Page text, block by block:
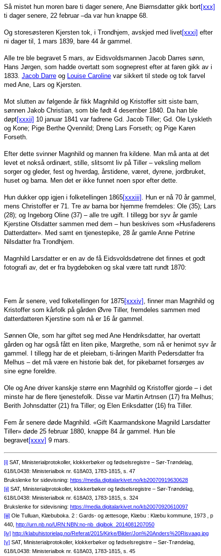
Så mistet hun moren bare ti dager senere, Ane Biørnsdatter gikk bort[xxx]
ti dager senere, 22 februar –da var hun knappe 68.
Og storesøsteren Kjersten tok, i Trondhjem, avskjed med livet[xxxi] efter
ni dager til, 1 mars 1839, bare 44 år gammel.
Alle tre ble begravet 5 mars, av Eidsvoldsmannen Jacob Darres sønn,
Hans Jørgen, som hadde overtatt som sogneprest efter at faren gikk av i
1833. Jacob Darre og Louise Caroline var sikkert til stede og tok farvel
med Ane, Lars og Kjersten.
Mot slutten av følgende år fikk Magnhild og Kristoffer sitt siste barn,
sønnen Jakob Christian, som ble født 4 desember 1840. Da han ble
døpt[xxxii] 10 januar 1841 var fadrene Gd. Jacob Tiller; Gd. Ole Lyskleth
og Kone; Pige Berthe Qvennild; Dreng Lars Forseth; og Pige Karen
Forseth.
Efter dette svinner Magnhild og mannen fra kildene. Man må anta at det
levet et nokså ordinært, stille, slitsomt liv på Tiller – veksling mellom
sorger og gleder, fest og hverdag, årstidene, været, dyrene, jordbruket,
huset og barna. Men det er ikke funnet noen spor efter dette.
Hun dukker opp igjen i folketellingen 1865[xxxiii] . Hun er nå 70 år gammel,
mens Christoffer er 71. Tre av barna bor hjemme fremdeles: Ole (35); Lars
(28); og Ingeborg Oline (37) – alle tre ugift. I tillegg bor syv år gamle
Kjerstine Olsdatter sammen med dem – hun beskrives som «Husfaderens
Datterdatter». Med samt en tjenestepike, 28 år gamle Anne Petrine
Nilsdatter fra Trondhjem.
Magnhild Larsdatter er en av de få Eidsvoldsdøtrene det finnes et godt
fotografi av, det er fra bygdeboken og skal være tatt rundt 1870:
Fem år senere, ved folketellingen for 1875[xxxiv] , finner man Magnhild og
Kristoffer som kårfolk på gården Øvre Tiller, fremdeles sammen med
datterdatteren Kjerstine som nå er 16 år gammel.
Sønnen Ole, som har giftet seg med Ane Hendriksdatter, har overtatt
gården og har også fått en liten pike, Margrethe, som nå er henimot syv år
gammel. I tillegg har de et pleiebarn, ti-åringen Marith Pedersdatter fra
Melhus – det må være en historie bak det, for pikebarnet forsørges av
sine egne foreldre.
Ole og Ane driver kanskje større enn Magnhild og Kristoffer gjorde – i det
minste har de flere tjenestefolk. Disse var Martin Artnsen (17) fra Melhus;
Berith Johnsdatter (21) fra Tiller; og Elen Eriksdatter (16) fra Tiller.
Fem år senere døde Magnhild. «Gift Kaarmandskone Magnild Larsdatter
Tiller» døde 25 februar 1880, knappe 84 år gammel. Hun ble
begravet[xxxv] 9 mars.
[i] SAT, Ministerialprotokoller, klokkerbøker og fødselsregistre – Sør-Trøndelag,
618/L0438: Ministerialbok nr. 618A03, 1783-1815, s. 47
Brukslenke for sidevisning: https://media.digitalarkivet.no/kb20070919630628
[ii] SAT, Ministerialprotokoller, klokkerbøker og fødselsregistre – Sør-Trøndelag,
618/L0438: Ministerialbok nr. 618A03, 1783-1815, s. 324
Brukslenke for sidevisning: https://media.digitalarkivet.no/kb20070920610097
[iii] Ole Tulluan, Klæbuboka. 2 : Gards- og ættesoge, Klæbu : Klæbu kommune, 1973 , p
440, http://urn.nb.no/URN:NBN:no-nb_digibok_2014081207050
[iv] http://klabuhistorielag.no/Referat/2015/Kirke/Bilder/Jon%20Anders%20Risvaag.jpg
[v] SAT, Ministerialprotokoller, klokkerbøker og fødselsregistre – Sør-Trøndelag,
618/L0438: Ministerialbok nr. 618A03, 1783-1815, s. 45